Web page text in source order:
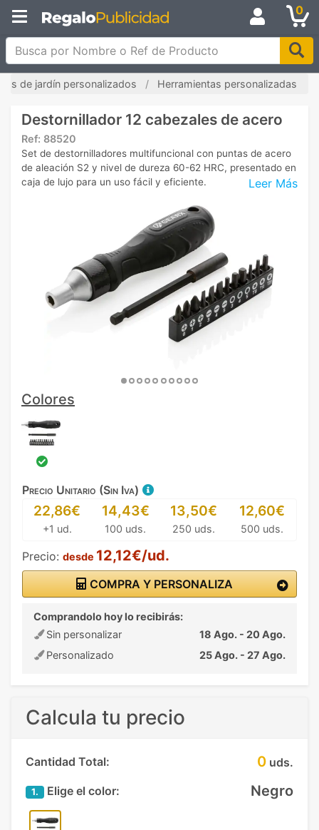
0
Busca por Nombre o Ref de Producto
de jardín personalizados Herramientas personalizadas
Destornillador 12 cabezales de acero
Ref: 88520
Leer Más
Set de destornilladores multifuncional con puntas de acero
de aleación S2 y nivel de dureza 60-62 HRC, presentado en
caja de lujo para un uso fácil y eficiente.
Colores
Precio Unitario (Sin Iva)
22,86€
+1 ud.
14,43€
100 uds.
13,50€
250 uds.
12,60€
500 uds.
Precio: desde 12,12€/ud.
COMPRA Y PERSONALIZA
Comprandolo hoy lo recibirás:
Sin personalizar
18 Ago. - 20 Ago.
Personalizado
25 Ago. - 27 Ago.
Calcula tu precio
Cantidad Total: 0 uds.
1. Elige el color: Negro